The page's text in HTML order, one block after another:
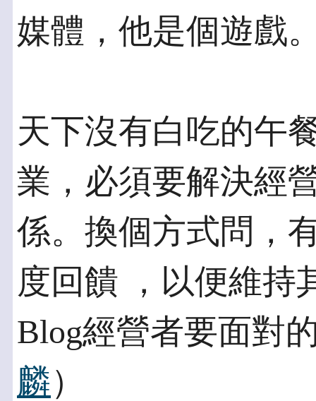
媒體，他是個遊戲
天下沒有白吃的午
業，必須要解決經
係。換個方式問，
度回饋 ，以便維持
Blog經營者要面對
麟）